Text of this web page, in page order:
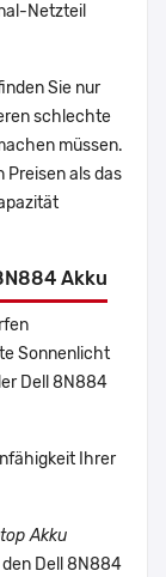
Netzteil
Sie nur
schlechte
müssen.
Preisen als das
Akku
Sonnenlicht
Dell 8N884
Ihrer
Akku
Dell 8N884